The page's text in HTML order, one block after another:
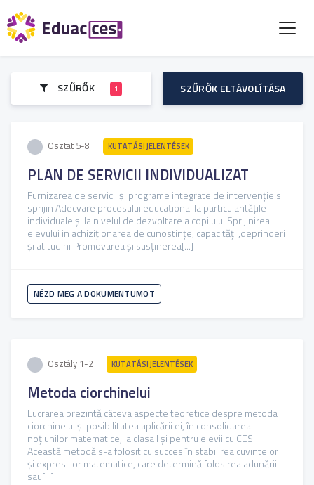
SZŰRŐK 1 SZŰRŐK ELTÁVOLÍTÁSA
Osztat 5-8 KUTATÁSI JELENTÉSEK
PLAN DE SERVICII INDIVIDUALIZAT
Furnizarea de servicii și programe integrate de intervenție si
sprijin Adecvare procesului educațional la particularitățile
individuale și la nivelul de dezvoltare a copilului Sprijinirea
elevului in achiziționarea de cunostințe, capacități ,deprinderi
și atitudini Promovarea și susținerea[...]
NÉZD MEG A DOKUMENTUMOT
Osztály 1-2 KUTATÁSI JELENTÉSEK
Metoda ciorchinelui
Lucrarea prezintă câteva aspecte teoretice despre metoda
ciorchinelui și posibilitatea aplicării ei, în consolidarea
noțiunilor matematice, la clasa I și pentru elevii cu CES.
Această metodă s-a folosit cu succes în stabilirea cuvintelor
și expresiilor matematice, care determină folosirea adunării
sau[...]